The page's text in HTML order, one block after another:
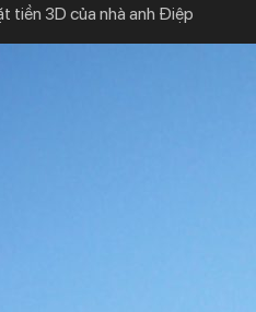
tiền 3D của nhà anh Điệp